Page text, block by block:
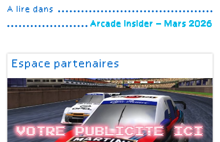
A lire dans
Arcade Insider – Mars 2026
Espace partenaires
Votre publicite ici